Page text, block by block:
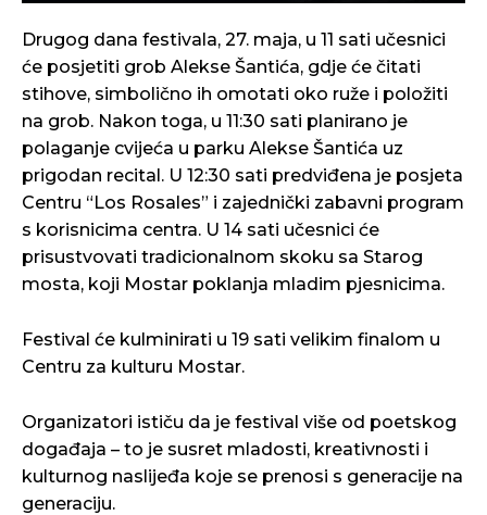
Drugog dana festivala, 27. maja, u 11 sati učesnici
će posjetiti grob Alekse Šantića, gdje će čitati
stihove, simbolično ih omotati oko ruže i položiti
na grob. Nakon toga, u 11:30 sati planirano je
polaganje cvijeća u parku Alekse Šantića uz
prigodan recital. U 12:30 sati predviđena je posjeta
Centru “Los Rosales” i zajednički zabavni program
s korisnicima centra. U 14 sati učesnici će
prisustvovati tradicionalnom skoku sa Starog
mosta, koji Mostar poklanja mladim pjesnicima.
Festival će kulminirati u 19 sati velikim finalom u
Centru za kulturu Mostar.
Organizatori ističu da je festival više od poetskog
događaja – to je susret mladosti, kreativnosti i
kulturnog naslijeđa koje se prenosi s generacije na
generaciju.